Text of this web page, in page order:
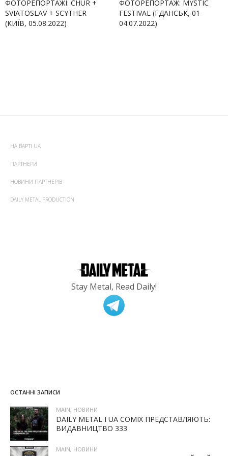
ФОТОРЕПОРТАЖІ: CHUR +
SVIATOSLAV + SCYTHER
(КИЇВ, 05.08.2022)
ФОТОРЕПОРТАЖ: MYSTIC
FESTIVAL (ГДАНСЬК, 01-
04.07.2022)
НА ВАРТІ UA
ПАРТНЕРИ
НОВИНИ ПАРТНЕРІВ
DAILY METAL PRODUCTION
Stay Metal, Read Daily!
ОСТАННІ ЗАПИСИ
MAIN, НОВИНИ
DAILY METAL І UA COMIX ПРЕДСТАВЛЯЮТЬ:
ВИДАВНИЦТВО 333
MAIN, НОВИНИ